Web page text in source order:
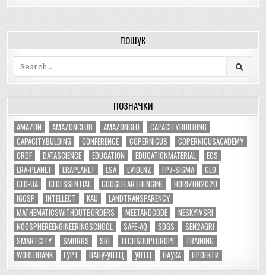
ПОШУК
ПОЗНАЧКИ
AMAZON AMAZONCLUB AMAZONGEO
CAPACITYBUILDING
CAPACITYBULDING
CONFERENCE COPERNICUS
COPERNICUSACADEMY
CRDF
DATASCIENCE EDUCATION EDUCATIONMATERIAL
EOS
ERA-PLANET
ERAPLANET ESA EVIDENZ FP7-SIGMA
GEO
GEO-UA
GEOESSENTIAL GOOGLEEARTHENGINE
HORIZON2020
IGOSP
INTELLECT KAU
LANDTRANSPARENCY
MATHEMATICSWITHOUTBORDERS
MEETANDCODE
NESKYIVSRI
NOOSPHEREENGINEERINGSCHOOL
SAFE-AQ SDGS
SEN2AGRI
SMARTCITY
SMURBS SRI TECHSOUPEUROPE
TRAINING
WORLDBANK
ГУРТ НАНУ-УНТЦ УНТЦ НАУКА ПРОЕКТИ